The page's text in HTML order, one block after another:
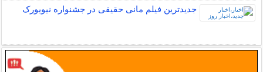
جدیدترین فیلم مانی حقیقی در جشنواره نیویورک